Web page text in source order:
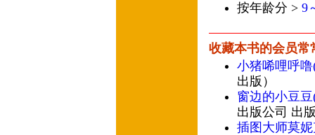
按年龄分 > 9
收藏本书的会员常
小猪唏哩呼
出版）
窗边的小豆
出版公司 出
插图大师莫